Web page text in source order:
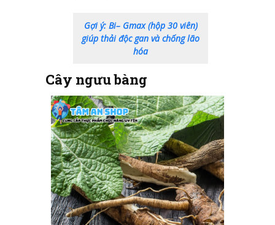
Gợi ý: Bi– Gmax (hộp 30 viên)
giúp thải độc gan và chống lão
hóa
Cây ngưu bàng